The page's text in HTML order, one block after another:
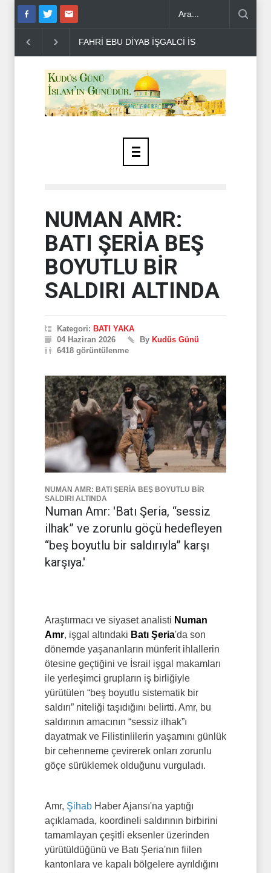
PLANINI DE�.. GAZZE'DE ÇEVRE VE SAĞLIK FELAKETİ
NUMAN AMR:
BATI ŞERİA BEŞ
BOYUTLU BİR
SALDIRI ALTINDA
Kategori: BATI YAKA
04 Haziran 2026
By Kudüs Günü
6418 görüntülenme
NUMAN AMR: BATI ŞERİA BEŞ BOYUTLU BİR
SALDIRI ALTINDA
Numan Amr: 'Batı Şeria, “sessiz
ilhak” ve zorunlu göçü hedefleyen
“beş boyutlu bir saldırıyla” karşı
karşıya.'
Araştırmacı ve siyaset analisti Numan
Amr, işgal altındaki Batı Şeria'da son
dönemde yaşananların münferit ihlallerin
ötesine geçtiğini ve İsrail işgal makamları
ile yerleşimci grupların iş birliğiyle
yürütülen “beş boyutlu sistematik bir
saldırı” niteliği taşıdığını belirtti. Amr, bu
saldırının amacının “sessiz ilhak”ı
dayatmak ve Filistinlilerin yaşamını günlük
bir cehenneme çevirerek onları zorunlu
göçe sürüklemek olduğunu vurguladı.
Amr, Şihab Haber Ajansı'na yaptığı
açıklamada, koordineli saldırının birbirini
tamamlayan çeşitli eksenler üzerinden
yürütüldüğünü ve Batı Şeria'nın fiilen
kantonlara ve kapalı bölgelere ayrıldığını